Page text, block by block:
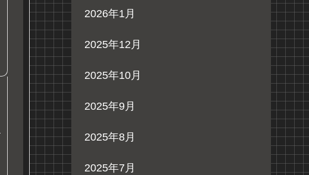
2026年1月
2025年12月
2025年10月
2025年9月
2025年8月
2025年7月